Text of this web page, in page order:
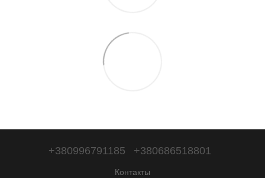
+380996791185 +380686518801
Контакты